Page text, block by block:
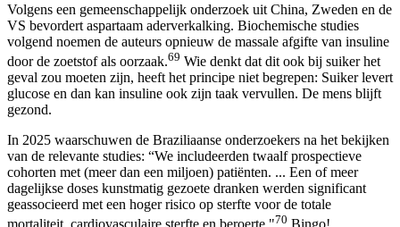
Volgens een gemeenschappelijk onderzoek uit China, Zweden en de
VS bevordert aspartaam aderverkalking. Biochemische studies
volgend noemen de auteurs opnieuw de massale afgifte van insuline
door de zoetstof als oorzaak.69 Wie denkt dat dit ook bij suiker het
geval zou moeten zijn, heeft het principe niet begrepen: Suiker levert
glucose en dan kan insuline ook zijn taak vervullen. De mens blijft
gezond.
In 2025 waarschuwen de Braziliaanse onderzoekers na het bekijken
van de relevante studies: “We includeerden twaalf prospectieve
cohorten met (meer dan een miljoen) patiënten. ... Een of meer
dagelijkse doses kunstmatig gezoete dranken werden significant
geassocieerd met een hoger risico op sterfte voor de totale
70